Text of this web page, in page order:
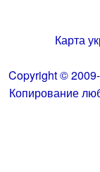
Карта
Copyright ©
Копирование